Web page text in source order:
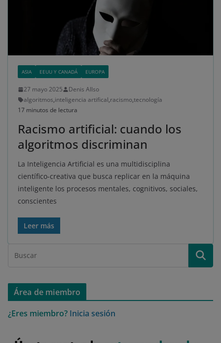
ASIA EEUU Y CANADÁ EUROPA
27 mayo 2025
Denis Allso
algoritmos,inteligencia artifical,racismo,tecnología
17 minutos de lectura
Racismo artificial: cuando los
algoritmos discriminan
La Inteligencia Artificial es una multidisciplina
científico-creativa que busca replicar en la máquina
inteligente los procesos mentales, cognitivos, sociales,
conscientes
Leer más
Área de miembro
¿Eres miembro? Inicia sesión